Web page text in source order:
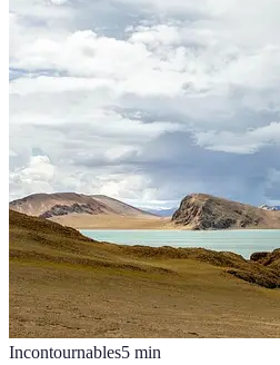
Incontournables5 min